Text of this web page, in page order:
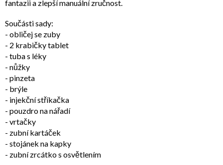
fantazii a zlepší manuální zručnost.
Součásti sady:
- obličej se zuby
- 2 krabičky tablet
- tuba s léky
- nůžky
- pinzeta
- brýle
- injekční stříkačka
- pouzdro na nářadí
- vrtačky
- zubní kartáček
- stojánek na kapky
- zubní zrcátko s osvětlením